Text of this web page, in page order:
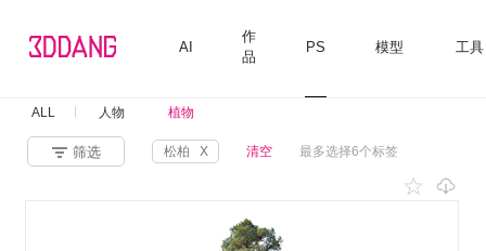
AI
作
品
PS 模型 工具
ALL 人物 植物
筛选 松柏 X 清空 最多选择6个标签